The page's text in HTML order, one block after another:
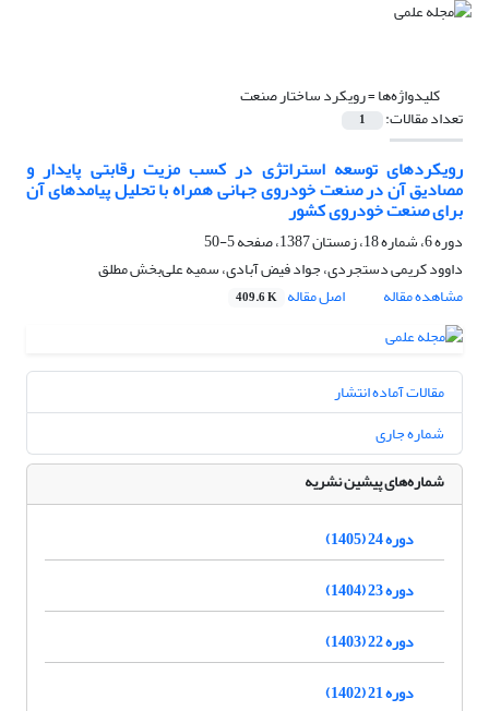
کلیدواژه‌ها =رویکرد ساختار صنعت
تعداد مقالات: 1
رویکردهای توسعه استراتژی در کسب مزیت رقابتی پایدار و
مصادیق آن در صنعت خودروی جهانی همراه با تحلیل پیامدهای آن
برای صنعت خودروی کشور
دوره 6، شماره 18، زمستان 1387، صفحه
5-50
داوود کریمی دستجردی، جواد فیض آبادی، سمیه علی‌بخش مطلق
مشاهده مقاله
اصل مقاله 409.6 K
مقالات آماده انتشار
شماره جاری
شماره‌های پیشین نشریه
دوره 24 (1405)
دوره 23 (1404)
دوره 22 (1403)
دوره 21 (1402)